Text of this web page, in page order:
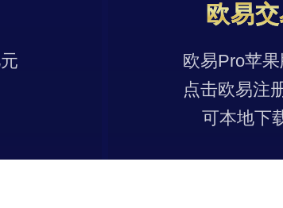
欧易
欧易Pro苹
点击欧易注
可本地下